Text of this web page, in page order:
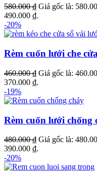
580.000₫ Giá gốc là:
490.000 ₫.
-20%
Rèm cuốn lưới che
460.000₫ Giá gốc là:
370.000 ₫.
-19%
Rèm cuốn lưới chống
480.000₫ Giá gốc là:
390.000 ₫.
-20%